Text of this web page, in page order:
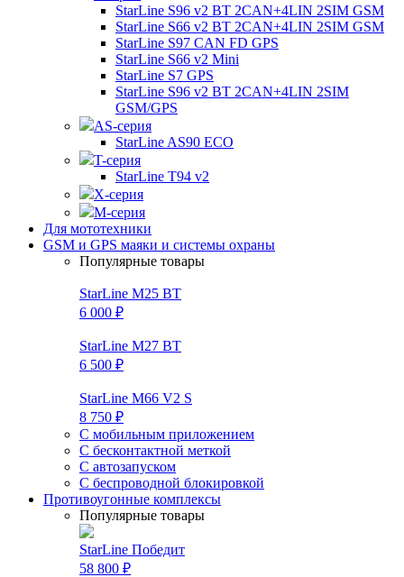
StarLine S96 v2 BT 2CAN+4LIN 2SIM GSM
StarLine S66 v2 BT 2CAN+4LIN 2SIM GSM
StarLine S97 CAN FD GPS
StarLine S66 v2 Mini
StarLine S7 GPS
StarLine S96 v2 BT 2CAN+4LIN 2SIM
GSM/GPS
AS-серия
StarLine AS90 ECO
T-серия
StarLine T94 v2
X-серия
M-серия
Для мототехники
GSM и GPS маяки и системы охраны
Популярные товары
StarLine M25 BT
6 000 ₽
StarLine M27 BT
6 500 ₽
StarLine M66 V2 S
8 750 ₽
С мобильным приложением
С бесконтактной меткой
С автозапуском
С беспроводной блокировкой
Противоугонные комплексы
Популярные товары
StarLine Победит
58 800 ₽